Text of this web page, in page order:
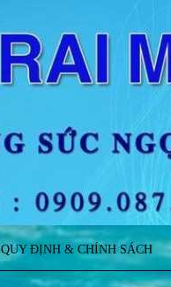
QUY ĐỊNH & CHÍNH SÁCH